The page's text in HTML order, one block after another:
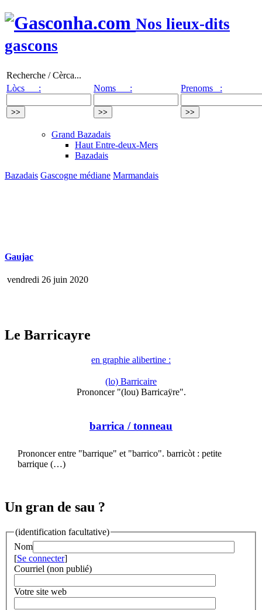
Nos lieux-dits
gascons
Recherche / Cèrca...
Lòcs :
Noms : Prenoms :
Grand Bazadais
Haut Entre-deux-Mers
Bazadais
Bazadais Gascogne médiane Marmandais
Gaujac
vendredi 26 juin 2020
Le Barricayre
en graphie alibertine :
(lo) Barricaire
Prononcer "(lou) Barricaÿre".
barrica / tonneau
Prononcer entre "barrique" et "barrico". barricòt : petite
barrique (…)
Un gran de sau ?
(identification facultative)
Nom
[Se connecter]
Courriel (non publié)
Votre site web